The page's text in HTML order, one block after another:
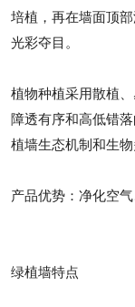
培植，再在墙面顶
光彩夺目。
植物种植采用散植
障透有序和高低错
植墙生态机制和生物
产品优势：净化空
绿植墙特点